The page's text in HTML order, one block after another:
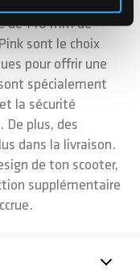
de 140 mm de
sont le choix
pour offrir une
spécialement
la sécurité
De plus, des
dans la livraison.
de ton scooter,
supplémentaire